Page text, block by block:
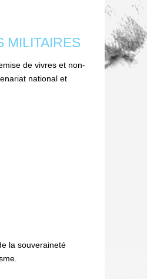
MILITAIRES
de vivres et non-
national et
la souveraineté